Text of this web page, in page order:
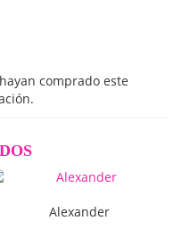
comprado este
Alexander